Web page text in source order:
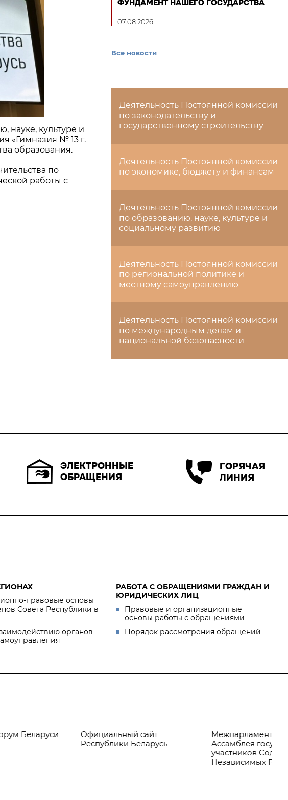
науке, культуре и
«Гимназия № 13 г.
образования.
по
работы с
ФУНДАМЕНТ НАШЕГО ГОСУДАРСТВА
07.08.2026
Все новости
Деятельность Постоянной комиссии
по законодательству и
государственному строительству
Деятельность Постоянной комиссии
по экономике, бюджету и финансам
Деятельность Постоянной комиссии
по образованию, науке, культуре и
социальному развитию
Деятельность Постоянной комиссии
по региональной политике и
местному самоуправлению
Деятельность Постоянной комиссии
по международным делам и
национальной безопасности
ЭЛЕКТРОННЫЕ
ОБРАЩЕНИЯ
ГОРЯЧАЯ
ЛИНИЯ
правовые основы
Совета Республики в
органов
РАБОТА С ОБРАЩЕНИЯМИ ГРАЖДАН И
ЮРИДИЧЕСКИХ ЛИЦ
Правовые и организационные
основы работы с обращениями
Порядок рассмотрения обращений
Официальный сайт
Республики Беларусь
Межпарламентская
Ассамблея государств —
участников Содружества
Независимых Государств